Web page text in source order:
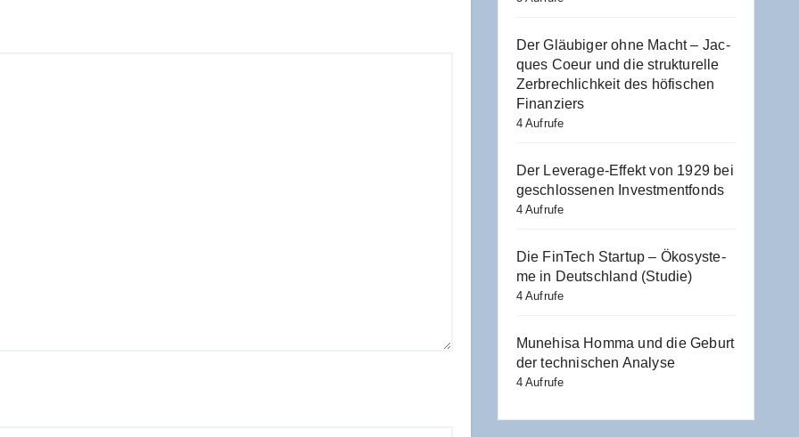
Der Gläu­bi­ger ohne Macht – Jac­
ques Coeur und die struk­tu­rel­le
Zer­brech­lich­keit des höfi­schen
Finanziers
4 Aufrufe
Der Levera­ge-Effekt von 1929 bei
geschlos­se­nen Investmentfonds
4 Aufrufe
Die Fin­Tech Start­up – Öko­sys­te­
me in Deutsch­land (Stu­die)
4 Aufrufe
Mun­ehi­sa Hom­ma und die Geburt
der tech­ni­schen Analyse
4 Aufrufe